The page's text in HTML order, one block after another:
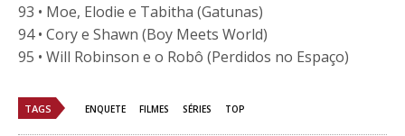
93 • Moe, Elodie e Tabitha (Gatunas)
94 • Cory e Shawn (Boy Meets World)
95 • Will Robinson e o Robô (Perdidos no Espaço)
TAGS ENQUETE FILMES SÉRIES TOP